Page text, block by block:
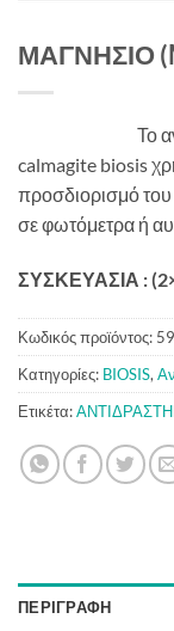
ΜΑΓΝΗΣΙΟ
Το
calmagite biosis
προσδιορισμό
σε φωτόμετρα ή
ΣΥΣΚΕΥΑΣΙΑ :
Κωδικός προϊόντος:
Κατηγορίες: BIOSIS,
Ετικέτα:
ΠΕΡΙΓΡΑΦΉ